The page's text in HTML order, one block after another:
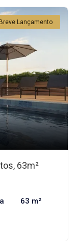
Breve Lançamento
63m²
63 m²